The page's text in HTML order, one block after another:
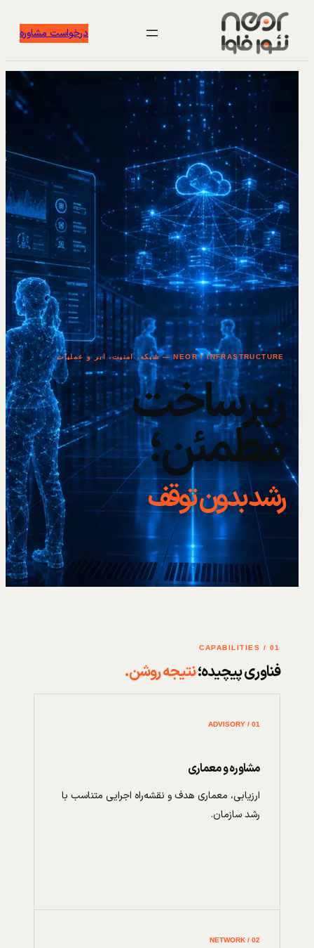
درخواست مشاوره
NEOR / INFRASTRUCTURE — شبکه، امنیت، ابر و عملیات
زیرساخت
مطمئن؛
رشد بدون توقف
01 / CAPABILITIES
فناوری پیچیده؛نتیجه روشن.
01 / ADVISORY
مشاوره و معماری
ارزیابی، معماری هدف و نقشه‌راه اجرایی متناسب با
رشد سازمان.
02 / NETWORK